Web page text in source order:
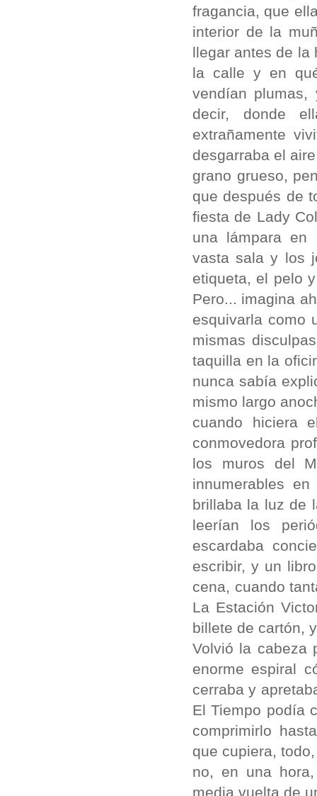
fragancia, que
interior de la
llegar antes de la
la calle y en
vendían
decir, donde
extrañamente
desgarraba el
grano grueso,
que después de
fiesta de Lady
una lámpara en
vasta sala y los
etiqueta, el pelo
Pero... imagina
esquivarla como
mismas
taquilla en la
nunca sabía
mismo largo
cuando hiciera
conmovedora
los muros del
innumerables
brillaba la luz de
leerían los
escardaba
escribir, y un
cena, cuando
La Estación
billete de cartón,
Volvió la cabeza
enorme espiral
cerraba y
El Tiempo podía
comprimirlo
que cupiera,
no, en una
media vuelta de